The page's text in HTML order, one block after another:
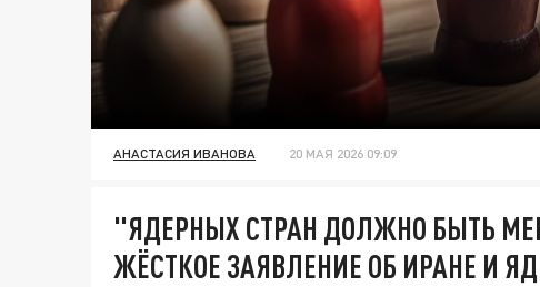
АНАСТАСИЯ ИВАНОВА 20 МАЯ 2026 09:09
"ЯДЕРНЫХ СТРАН ДОЛЖНО БЫТЬ
ЖЁСТКОЕ ЗАЯВЛЕНИЕ ОБ ИРАНЕ И